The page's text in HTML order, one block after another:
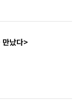
만났다>